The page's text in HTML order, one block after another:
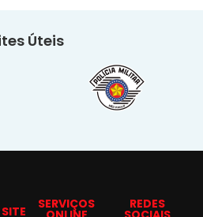
Úteis
SERVIÇOS REDES